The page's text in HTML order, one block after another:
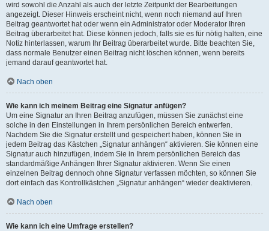
wird sowohl die Anzahl als auch der letzte Zeitpunkt der Bearbeitungen
angezeigt. Dieser Hinweis erscheint nicht, wenn noch niemand auf Ihren
Beitrag geantwortet hat oder wenn ein Administrator oder Moderator Ihren
Beitrag überarbeitet hat. Diese können jedoch, falls sie es für nötig halten, eine
Notiz hinterlassen, warum Ihr Beitrag überarbeitet wurde. Bitte beachten Sie,
dass normale Benutzer einen Beitrag nicht löschen können, wenn bereits
jemand darauf geantwortet hat.
Nach oben
Wie kann ich meinem Beitrag eine Signatur anfügen?
Um eine Signatur an Ihren Beitrag anzufügen, müssen Sie zunächst eine
solche in den Einstellungen in Ihrem persönlichen Bereich entwerfen.
Nachdem Sie die Signatur erstellt und gespeichert haben, können Sie in
jedem Beitrag das Kästchen „Signatur anhängen“ aktivieren. Sie können eine
Signatur auch hinzufügen, indem Sie in Ihrem persönlichen Bereich das
standardmäßige Anhängen Ihrer Signatur aktivieren. Wenn Sie einen
einzelnen Beitrag dennoch ohne Signatur verfassen möchten, so können Sie
dort einfach das Kontrollkästchen „Signatur anhängen“ wieder deaktivieren.
Nach oben
Wie kann ich eine Umfrage erstellen?